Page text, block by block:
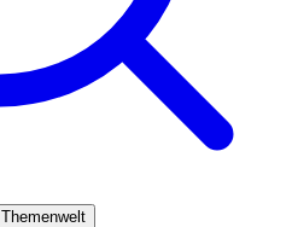
Themenwelt